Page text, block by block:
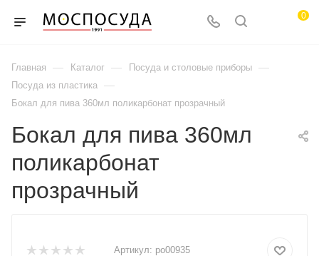
0
Главная — Каталог — Посуда и столовые приборы —
Посуда из пластика —
Бокал для пива 360мл поликарбонат прозрачный
Бокал для пива 360мл
поликарбонат
прозрачный
Артикул: po00935